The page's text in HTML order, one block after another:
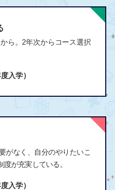
ら。2年次からコース選択
入学）
がなく、自分のやりたいこ
が充実している。
入学）